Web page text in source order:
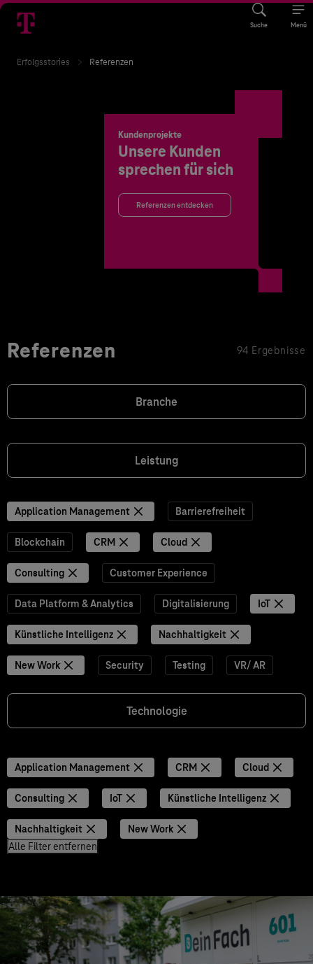
Suche Menü
Erfolgsstories Referenzen
Kundenprojekte
Unsere Kunden
sprechen für sich
Referenzen entdecken
Referenzen 94 Ergebnisse
Branche
Leistung
Application Management Barrierefreiheit
Blockchain CRM Cloud
Consulting Customer Experience
Data Platform & Analytics Digitalisierung IoT
Künstliche Intelligenz Nachhaltigkeit
New Work Security Testing VR/ AR
Technologie
Application Management CRM Cloud
Consulting IoT Künstliche Intelligenz
Nachhaltigkeit
New Work
Alle Filter entfernen